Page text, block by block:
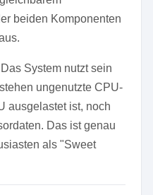
beiden Komponenten
System nutzt sein
ungenutzte CPU-
ausgelastet ist, noch
Das ist genau
als "Sweet